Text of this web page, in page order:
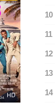
HD
10
11
12
13
14